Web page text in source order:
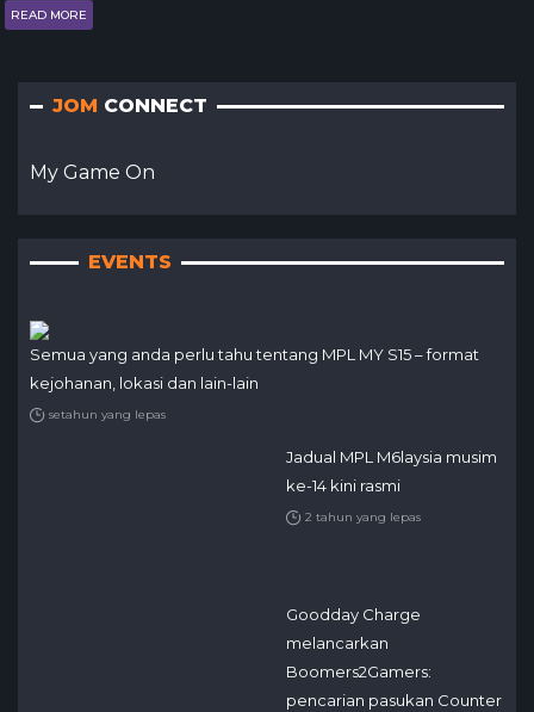
READ MORE
JOM CONNECT
My Game On
EVENTS
Semua yang anda perlu tahu tentang MPL MY S15 – format
kejohanan, lokasi dan lain-lain
setahun yang lepas
Jadual MPL M6laysia musim
ke-14 kini rasmi
2 tahun yang lepas
Goodday Charge
melancarkan
Boomers2Gamers:
pencarian pasukan Counter